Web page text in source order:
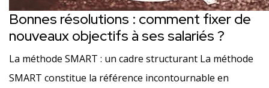
Bonnes résolutions : comment fixer de
nouveaux objectifs à ses salariés ?
La méthode SMART : un cadre structurant La méthode
SMART constitue la référence incontournable en